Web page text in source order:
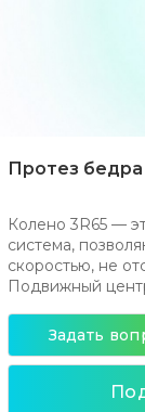
Протез
Колено 3R65 —
система,
скоростью, не
Подвижный
Задать